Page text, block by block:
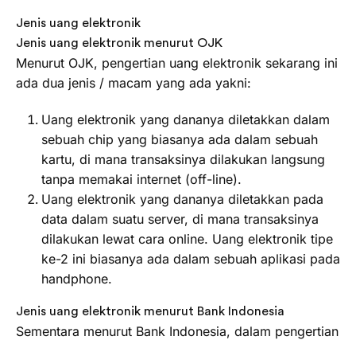
Jenis uang elektronik
Jenis uang elektronik menurut OJK
Menurut OJK, pengertian uang elektronik sekarang ini
ada dua jenis / macam yang ada yakni:
Uang elektronik yang dananya diletakkan dalam
sebuah chip yang biasanya ada dalam sebuah
kartu, di mana transaksinya dilakukan langsung
tanpa memakai internet (off-line).
Uang elektronik yang dananya diletakkan pada
data dalam suatu server, di mana transaksinya
dilakukan lewat cara online. Uang elektronik tipe
ke-2 ini biasanya ada dalam sebuah aplikasi pada
handphone.
Jenis uang elektronik menurut Bank Indonesia
Sementara menurut Bank Indonesia, dalam pengertian